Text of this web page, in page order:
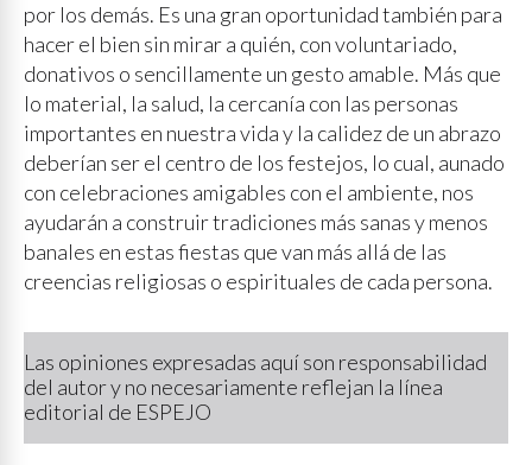
por los demás. Es una gran oportunidad también para
hacer el bien sin mirar a quién, con voluntariado,
donativos o sencillamente un gesto amable. Más que
lo material, la salud, la cercanía con las personas
importantes en nuestra vida y la calidez de un abrazo
deberían ser el centro de los festejos, lo cual, aunado
con celebraciones amigables con el ambiente, nos
ayudarán a construir tradiciones más sanas y menos
banales en estas fiestas que van más allá de las
creencias religiosas o espirituales de cada persona.
Las opiniones expresadas aquí son responsabilidad
del autor y no necesariamente reflejan la línea
editorial de ESPEJO